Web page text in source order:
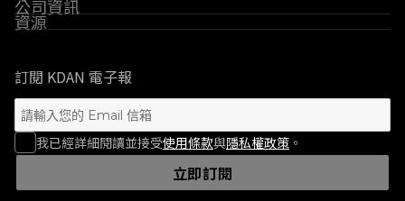
公司資訊
資源
訂閱 KDAN 電子報
我已經詳細閱讀並接受使用條款與隱私權政策 。
立即訂閱